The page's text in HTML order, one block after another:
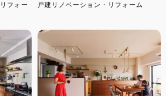
フォー
戸建リノベーション・リフォーム